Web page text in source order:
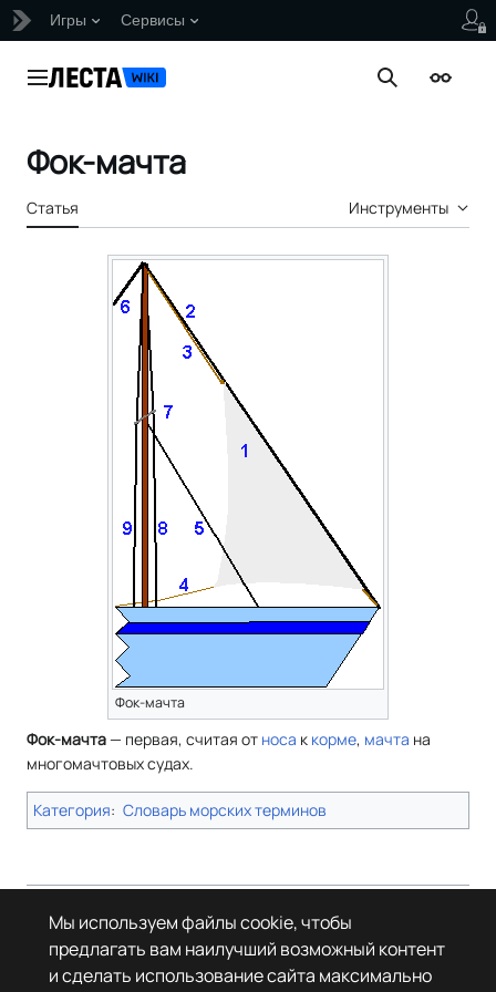
Игры Сервисы
Главное меню Поиск
Фок-мачта
Статья Инструменты
Фок-мачта
Фок-мачта— первая, считая от носа к корме, мачта на
многомачтовых судах.
Категория: Словарь морских терминов
Страница в последний раз была отредактирована 1 июня 2026 года в
21:59.
© Леста Игры, 2022–2026. Игры «Мир танков», «Мир кораблей», Tanks
Blitz основаны на интеллектуальной собственности третьих лиц. Все
Мы используем файлы cookie, чтобы
предлагать вам наилучший возможный контент
и сделать использование сайта максимально